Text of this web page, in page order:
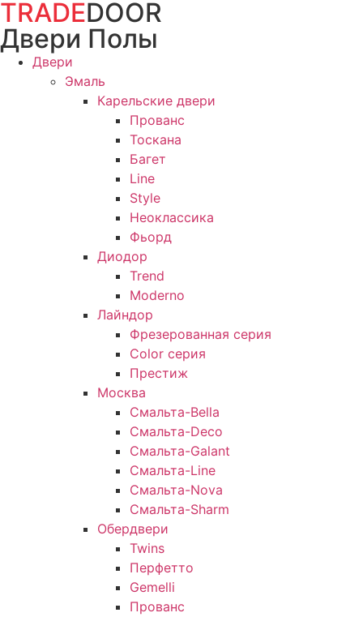
Перейти
к
содержимому
TRADEDOOR
Двери Полы
Двери
Эмаль
Карельские двери
Прованc
Тоскана
Багет
Line
Style
Неоклассика
Фьорд
Диодор
Trend
Moderno
Лайндор
Фрезерованная серия
Color серия
Престиж
Москва
Смальта-Bella
Смальта-Deco
Смальта-Galant
Смальта-Line
Смальта-Nova
Смальта-Sharm
Обердвери
Twins
Перфетто
Gemelli
Прованс